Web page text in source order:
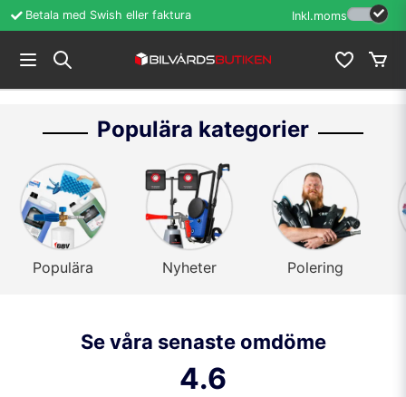
Swish eller faktura Öppet köp i 60 dagar
Inkl.moms
Populära kategorier
Populära Nyheter Polering
Se våra senaste omdöme
4.6